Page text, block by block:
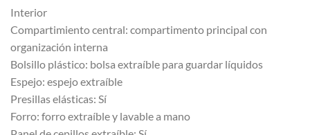
Interior
Compartimiento central: compartimento principal con
organización interna
Bolsillo plástico: bolsa extraíble para guardar líquidos
Espejo: espejo extraíble
Presillas elásticas: Sí
Forro: forro extraíble y lavable a mano